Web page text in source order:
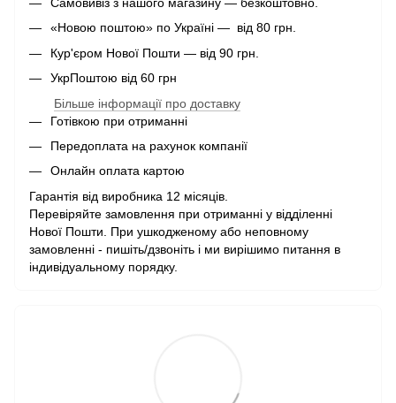
«Новою поштою» по Україні — від 80 грн.
Кур'єром Нової Пошти — від 90 грн.
УкрПоштою від 60 грн
Більше інформації про доставку
Готівкою при отриманні
Передоплата на рахунок компанії
Онлайн оплата картою
Гарантія від виробника 12 місяців.
Перевіряйте замовлення при отриманні у відділенні
Нової Пошти. При ушкодженому або неповному
замовленні - пишіть/дзвоніть і ми вирішимо питання в
індивідуальному порядку.